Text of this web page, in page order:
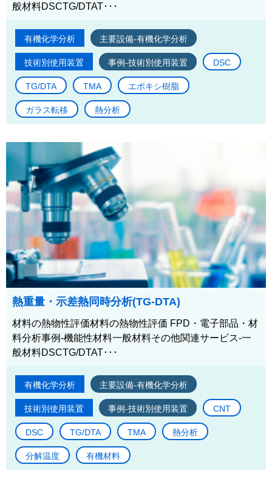
般材料DSCTG/DTAT･･･
有機化学分析 主要設備-有機化学分析
技術別使用装置 事例-技術別使用装置 DSC
TG/DTA TMA エポキシ樹脂
ガラス転移 熱分析
熱重量・示差熱同時分析(TG-DTA)
材料の熱物性評価材料の熱物性評価 FPD・電子部品・材
料分析事例-機能性材料一般材料その他関連サービス-一
般材料DSCTG/DTAT･･･
有機化学分析 主要設備-有機化学分析
技術別使用装置 事例-技術別使用装置 CNT
DSC TG/DTA TMA 熱分析
分解温度 有機材料